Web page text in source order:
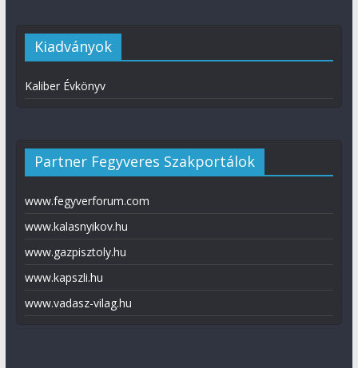
Kiadványok
Kaliber Évkönyv
Partner Fegyveres Szakportálok
www.fegyverforum.com
www.kalasnyikov.hu
www.gazpisztoly.hu
www.kapszli.hu
www.vadasz-vilag.hu